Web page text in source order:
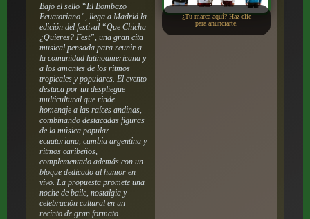
Bajo el sello “El Bombazo
Ecuatoriano”, llega a Madrid la
edición del festival “Que Chicha
¿Quieres? Fest”, una gran cita
musical pensada para reunir a
la comunidad latinoamericana y
a los amantes de los ritmos
tropicales y populares. El evento
destaca por un despliegue
multicultural que rinde
homenaje a las raíces andinas,
combinando destacadas figuras
de la música popular
ecuatoriana, cumbia argentina y
ritmos caribeños,
complementado además con un
bloque dedicado al humor en
vivo. La propuesta promete una
noche de baile, nostalgia y
celebración cultural en un
recinto de gran formato.
¿Tu marca aquí? Haz clic
para anunciarte.